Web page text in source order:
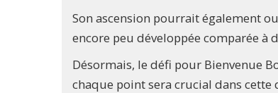
Son ascension pourrait également
encore peu développée comparée à
Désormais, le défi pour Bienvenue
chaque point sera crucial dans